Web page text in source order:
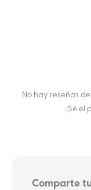
No hay reseñas
¡Sé el
Comparte